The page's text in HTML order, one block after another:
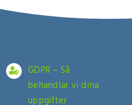
GDPR – Så
behandlar vi dina
uppgifter